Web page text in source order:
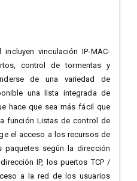
vinculación IP-MAC-
control de tormentas y
de una variedad de
una lista integrada de
hace que sea más fácil que
función Listas de control de
el acceso a los recursos de
paquetes según la dirección
IP, los puertos TCP /
a la red de los usuarios